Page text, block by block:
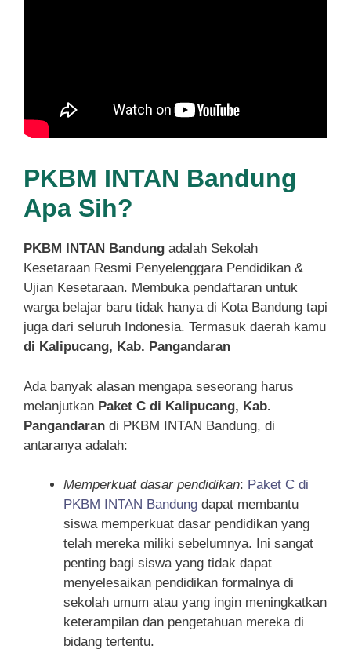
PKBM INTAN Bandung
Apa Sih?
PKBM INTAN Bandung adalah Sekolah
Kesetaraan Resmi Penyelenggara Pendidikan &
Ujian Kesetaraan. Membuka pendaftaran untuk
warga belajar baru tidak hanya di Kota Bandung tapi
juga dari seluruh Indonesia. Termasuk daerah kamu
di Kalipucang, Kab. Pangandaran
Ada banyak alasan mengapa seseorang harus
melanjutkan Paket C di Kalipucang, Kab.
Pangandaran di PKBM INTAN Bandung, di
antaranya adalah:
Memperkuat dasar pendidikan: Paket C di
PKBM INTAN Bandung dapat membantu
siswa memperkuat dasar pendidikan yang
telah mereka miliki sebelumnya. Ini sangat
penting bagi siswa yang tidak dapat
menyelesaikan pendidikan formalnya di
sekolah umum atau yang ingin meningkatkan
keterampilan dan pengetahuan mereka di
bidang tertentu.